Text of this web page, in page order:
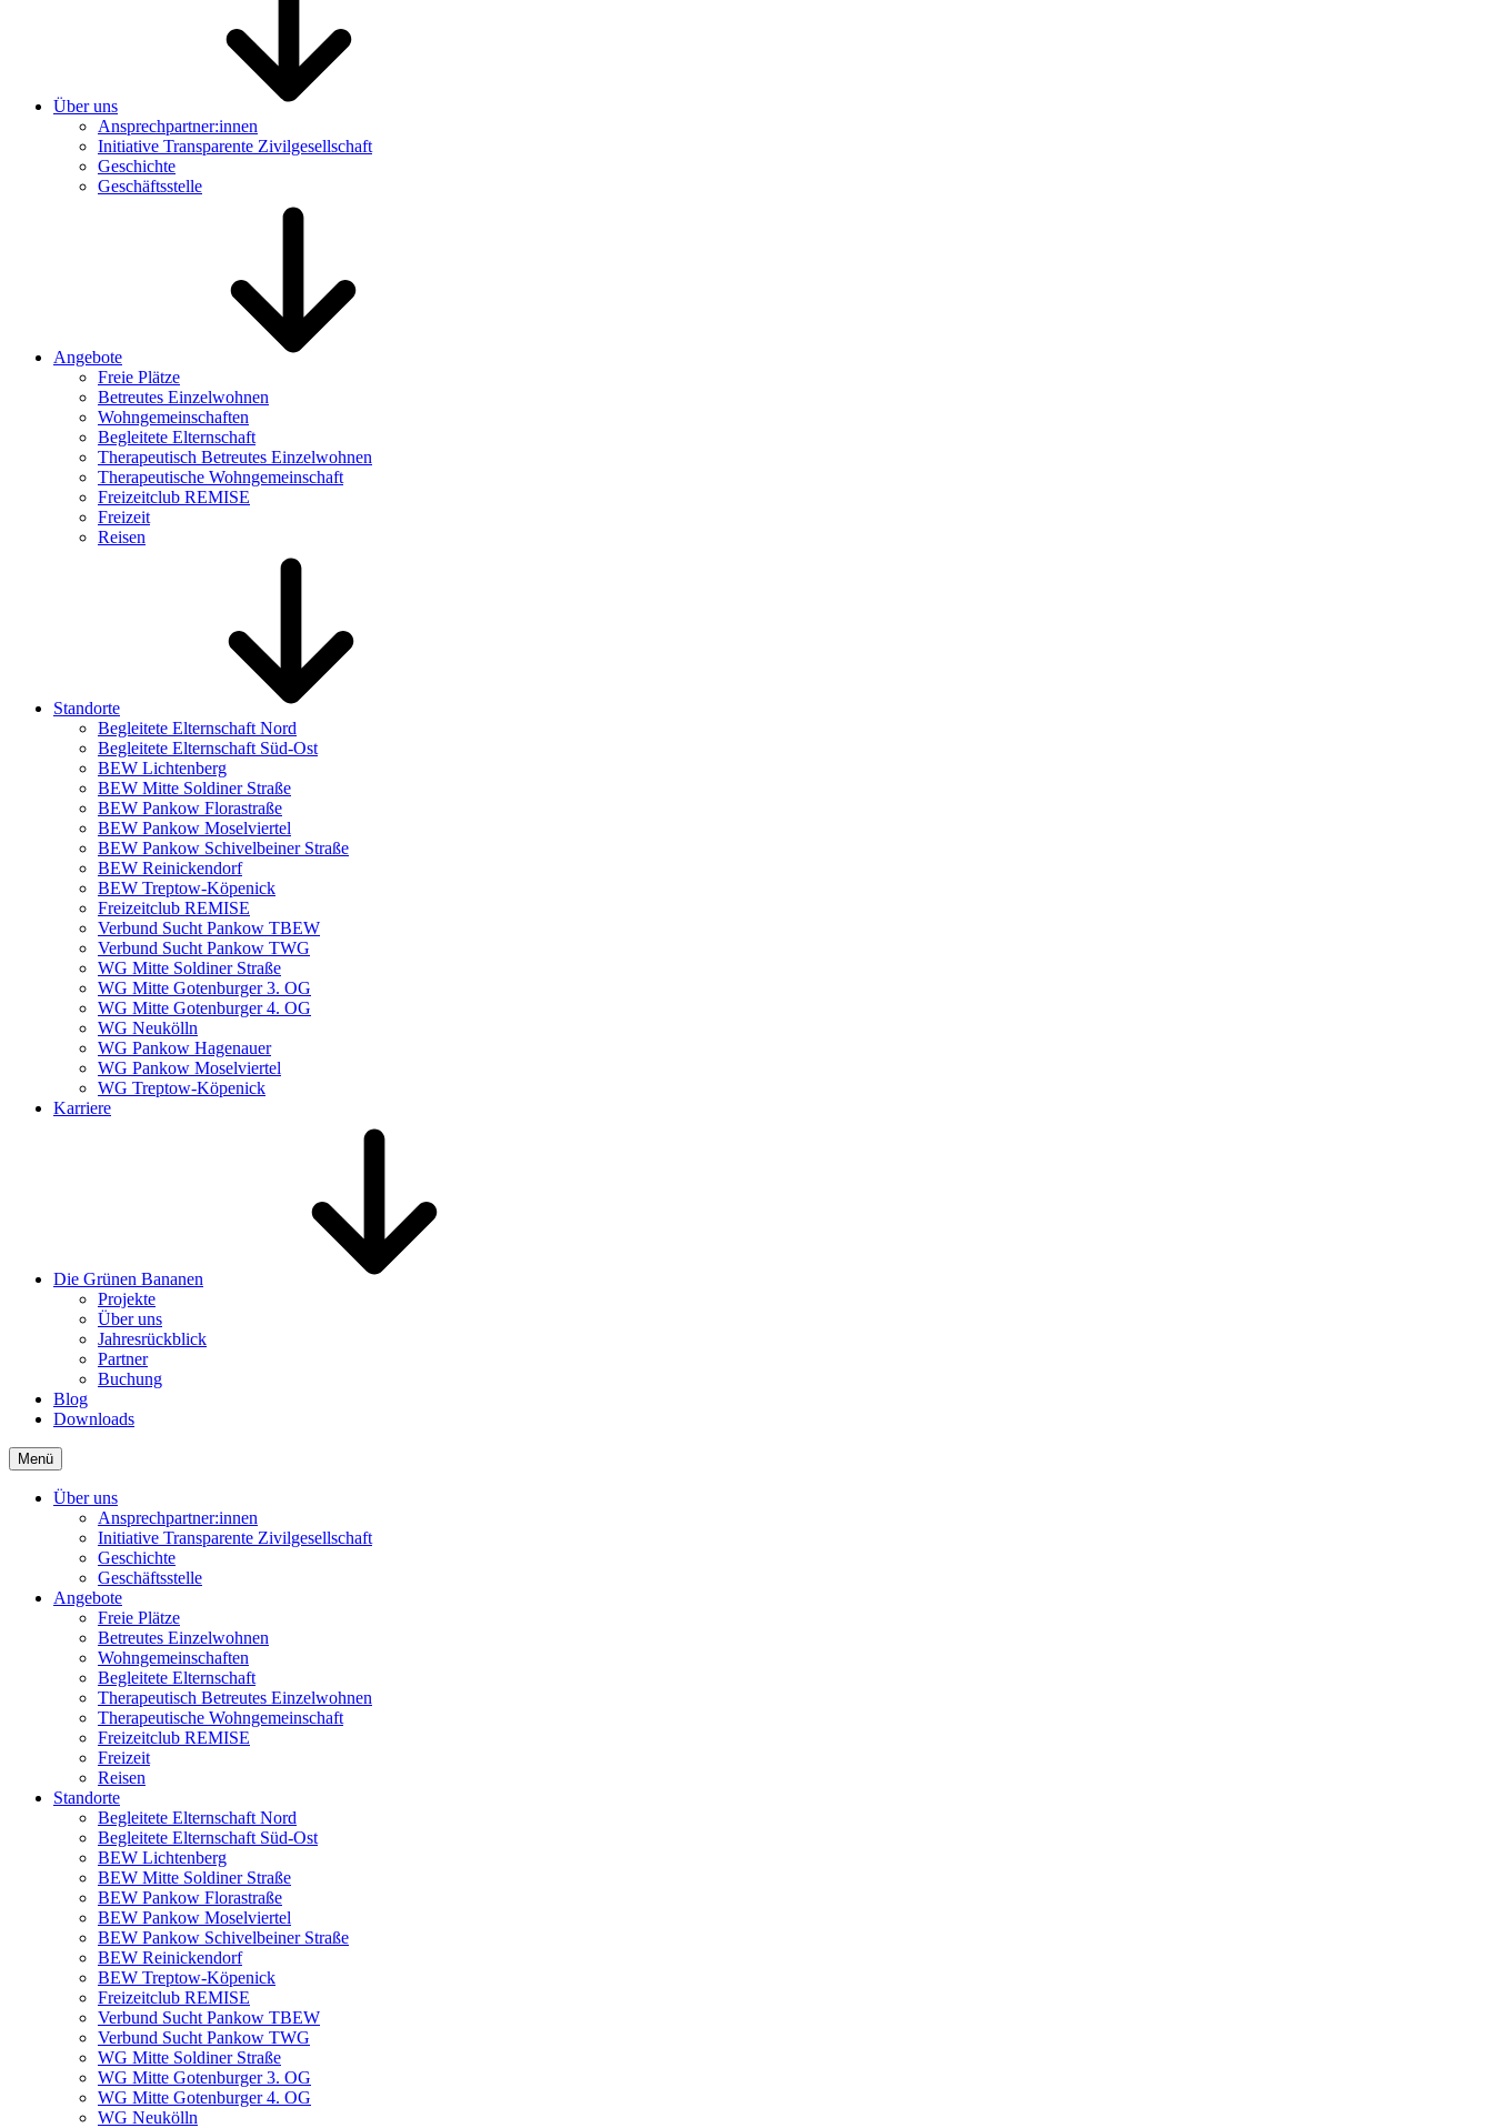
Über uns
Ansprechpartner:innen
Initiative Transparente Zivilgesellschaft
Geschichte
Geschäftsstelle
Angebote
Freie Plätze
Betreutes Einzelwohnen
Wohngemeinschaften
Begleitete Elternschaft
Therapeutisch Betreutes Einzelwohnen
Therapeutische Wohngemeinschaft
Freizeitclub REMISE
Freizeit
Reisen
Standorte
Begleitete Elternschaft Nord
Begleitete Elternschaft Süd-Ost
BEW Lichtenberg
BEW Mitte Soldiner Straße
BEW Pankow Florastraße
BEW Pankow Moselviertel
BEW Pankow Schivelbeiner Straße
BEW Reinickendorf
BEW Treptow-Köpenick
Freizeitclub REMISE
Verbund Sucht Pankow TBEW
Verbund Sucht Pankow TWG
WG Mitte Soldiner Straße
WG Mitte Gotenburger 3. OG
WG Mitte Gotenburger 4. OG
WG Neukölln
WG Pankow Hagenauer
WG Pankow Moselviertel
WG Treptow-Köpenick
Karriere
Die Grünen Bananen
Projekte
Über uns
Jahresrückblick
Partner
Buchung
Blog
Downloads
Menü
Über uns
Ansprechpartner:innen
Initiative Transparente Zivilgesellschaft
Geschichte
Geschäftsstelle
Angebote
Freie Plätze
Betreutes Einzelwohnen
Wohngemeinschaften
Begleitete Elternschaft
Therapeutisch Betreutes Einzelwohnen
Therapeutische Wohngemeinschaft
Freizeitclub REMISE
Freizeit
Reisen
Standorte
Begleitete Elternschaft Nord
Begleitete Elternschaft Süd-Ost
BEW Lichtenberg
BEW Mitte Soldiner Straße
BEW Pankow Florastraße
BEW Pankow Moselviertel
BEW Pankow Schivelbeiner Straße
BEW Reinickendorf
BEW Treptow-Köpenick
Freizeitclub REMISE
Verbund Sucht Pankow TBEW
Verbund Sucht Pankow TWG
WG Mitte Soldiner Straße
WG Mitte Gotenburger 3. OG
WG Mitte Gotenburger 4. OG
WG Neukölln